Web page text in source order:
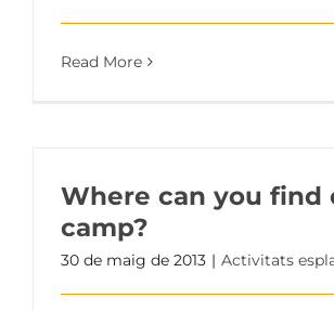
Read More
Where can you find
camp?
30 de maig de 2013 | Activitats